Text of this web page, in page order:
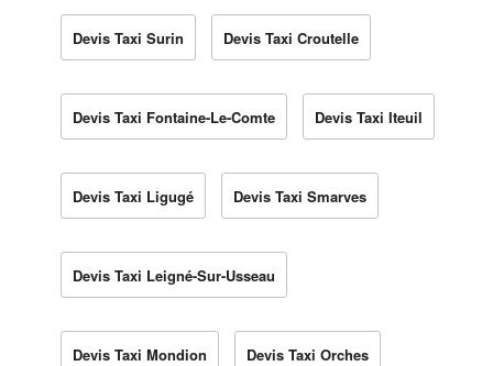
Devis Taxi Surin Devis Taxi Croutelle
Devis Taxi Fontaine-Le-Comte Devis Taxi Iteuil
Devis Taxi Ligugé Devis Taxi Smarves
Devis Taxi Leigné-Sur-Usseau
Devis Taxi Mondion Devis Taxi Orches